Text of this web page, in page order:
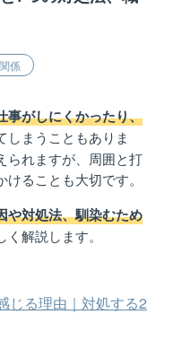
係
事がしにくかったり、
しまうこともありま
られますが、周囲と打
ることも大切です。
や対処法、馴染むため
解説します。
じる理由｜対処する2